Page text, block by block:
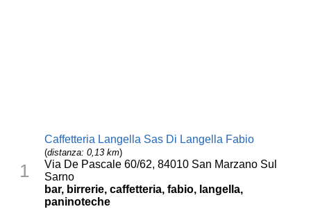
1
Caffetteria Langella Sas Di Langella Fabio
(distanza: 0,13 km)
Via De Pascale 60/62, 84010 San Marzano Sul
Sarno
bar, birrerie, caffetteria, fabio, langella,
paninoteche